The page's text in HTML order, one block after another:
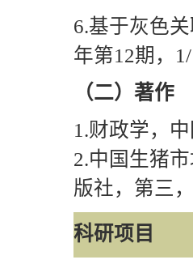
6.基于灰色
年第12期，
（二）著作
1 .财政学，
2.中国生猪
版社，第三
科研项目